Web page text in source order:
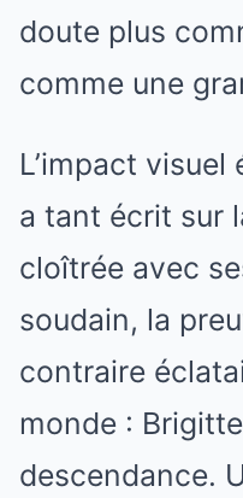
doute plus
comme une
L’impact
a tant écrit sur
cloîtrée avec
soudain, la
contraire
monde :
descendance.